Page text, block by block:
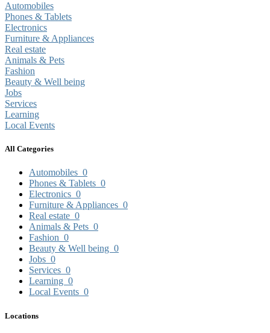
Automobiles
Phones & Tablets
Electronics
Furniture & Appliances
Real estate
Animals & Pets
Fashion
Beauty & Well being
Jobs
Services
Learning
Local Events
All Categories
Automobiles 0
Phones & Tablets 0
Electronics 0
Furniture & Appliances 0
Real estate 0
Animals & Pets 0
Fashion 0
Beauty & Well being 0
Jobs 0
Services 0
Learning 0
Local Events 0
Locations